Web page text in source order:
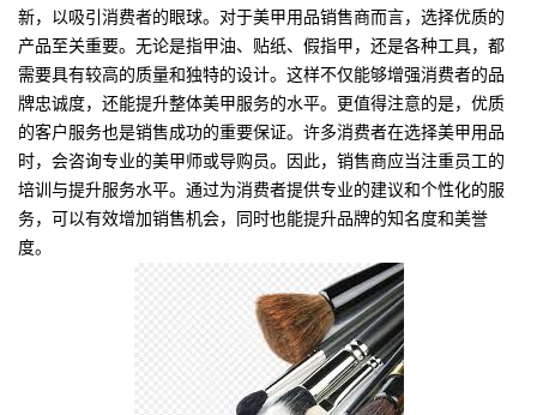
新，以吸引消费者的眼球。对于美甲用品销售商而言，选择优质的
产品至关重要。无论是指甲油、贴纸、假指甲，还是各种工具，都
需要具有较高的质量和独特的设计。这样不仅能够增强消费者的品
牌忠诚度，还能提升整体美甲服务的水平。更值得注意的是，优质
的客户服务也是销售成功的重要保证。许多消费者在选择美甲用品
时，会咨询专业的美甲师或导购员。因此，销售商应当注重员工的
培训与提升服务水平。通过为消费者提供专业的建议和个性化的服
务，可以有效增加销售机会，同时也能提升品牌的知名度和美誉
度。